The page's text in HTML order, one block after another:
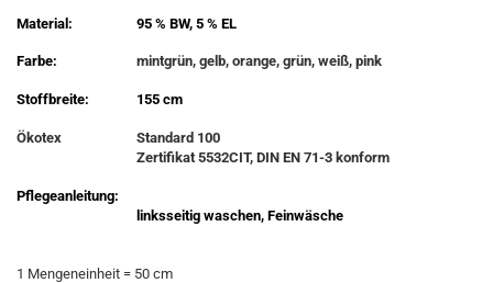
Material: 95 % BW, 5 % EL
Farbe: mintgrün, gelb, orange, grün, weiß, pink
Stoffbreite: 155 cm
Ökotex
Standard 100
Zertifikat 5532CIT, DIN EN 71-3 konform
Pflegeanleitung:
linksseitig waschen, Feinwäsche
1 Mengeneinheit = 50 cm